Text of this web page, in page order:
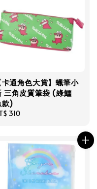
卡通角色大賞】蠟筆小
三角皮質筆袋 (綠鱷
款)
310